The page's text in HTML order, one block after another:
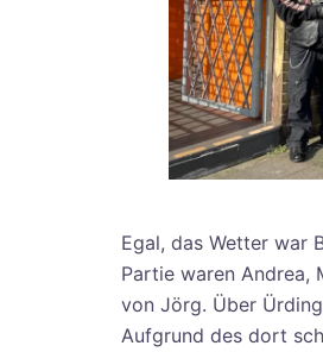
Egal, das Wetter war
Partie waren Andrea,
von Jörg. Über
Aufgrund des dort